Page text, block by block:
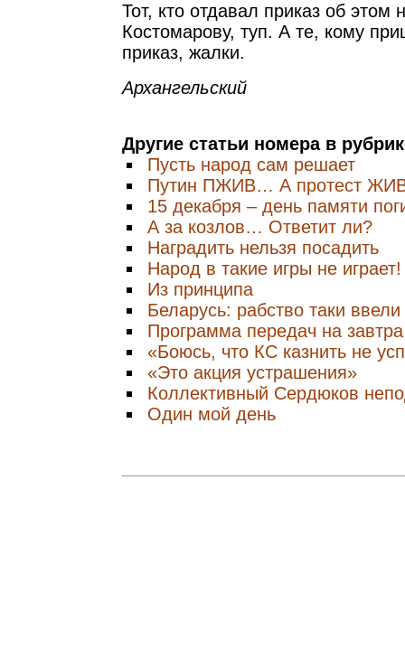
Тот, кто отдавал приказ об этом
Костомарову, туп. А те, кому
приказ, жалки.
Архангельский
Другие статьи номера в
Пусть народ сам решает
Путин ПЖИВ… А протест
15 декабря – день памяти
А за козлов… Ответит ли?
Наградить нельзя посадить
Народ в такие игры не играет!
Из принципа
Беларусь: рабство таки ввели
Программа передач на завтра
«Боюсь, что КС казнить не
«Это акция устрашения»
Коллективный Сердюков
Один мой день